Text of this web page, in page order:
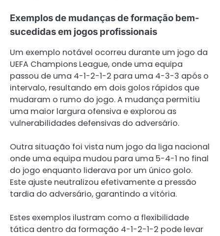
Exemplos de mudanças de formação bem-
sucedidas em jogos profissionais
Um exemplo notável ocorreu durante um jogo da
UEFA Champions League, onde uma equipa
passou de uma 4-1-2-1-2 para uma 4-3-3 após o
intervalo, resultando em dois golos rápidos que
mudaram o rumo do jogo. A mudança permitiu
uma maior largura ofensiva e explorou as
vulnerabilidades defensivas do adversário.
Outra situação foi vista num jogo da liga nacional
onde uma equipa mudou para uma 5-4-1 no final
do jogo enquanto liderava por um único golo.
Este ajuste neutralizou efetivamente a pressão
tardia do adversário, garantindo a vitória.
Estes exemplos ilustram como a flexibilidade
tática dentro da formação 4-1-2-1-2 pode levar